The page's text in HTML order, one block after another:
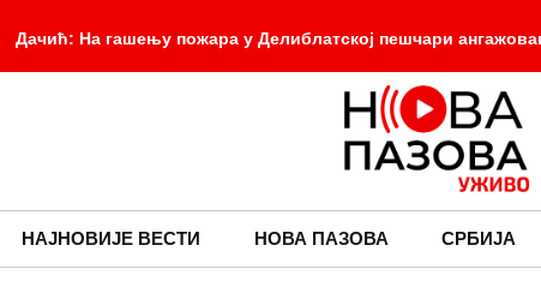
Дачић: На гашењу пожара у Делиблатској пешчари
Смањен притисак воде у Старој Пазови -
учествовали у гашењу пожара у Шпанији - Ботанички
Председник Србије јасно ставио до знања да је Олуја злочин,
НАЈНОВИЈЕ ВЕСТИ НОВА ПАЗОВА СРБИЈА